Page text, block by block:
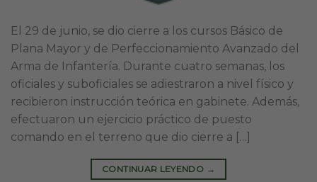
El 29 de junio, se dio cierre a los cursos Básico de
Plana Mayor y de Perfeccionamiento Avanzado del
Arma de Infantería. Durante cuatro semanas, los
oficiales y suboficiales se adiestraron a nivel físico y
recibieron instrucción teórica en gabinete. Además,
efectuaron un ejercicio práctico de puesto
comando en el terreno que dio cierre a […]
CONTINUAR LEYENDO →